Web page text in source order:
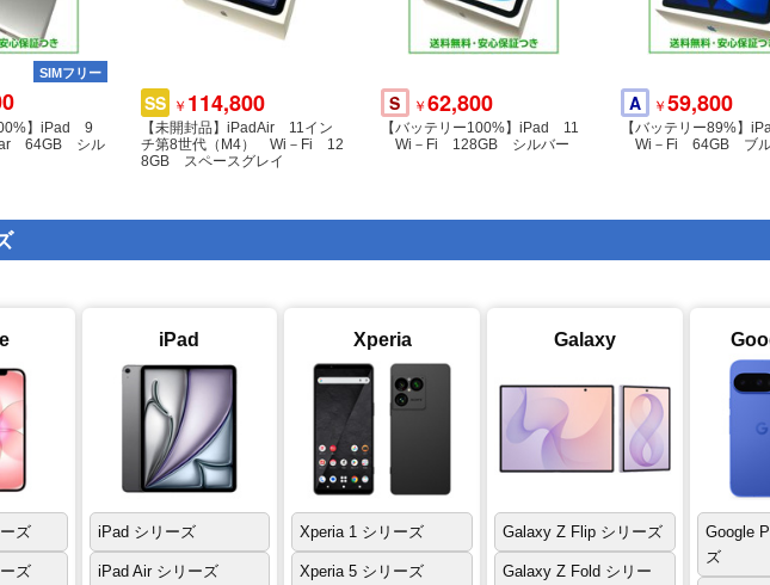
SIMフリー
使用★充電2回
512GB海外版/
100%
A 50,800
バッテリー100％ iPad Air (第4
世代) 64GB スペースグレイ Wi-
Fi モデル
SS 13,800
「モバイルスター」新品 SIMフ
リー品 Speed Wi-Fi DOCK 5G
01 ブラック
A 29,500
☆iPhone 12 64GB 電池
Mフリー◆全国スピー
4907
SIMフリー
iPhone14 12
ターライト 送
B ￥ 34,800
【質みなみ】■AU■iphoneSE3
MMYK3J/A 256GB スターライ
ト 〇判定■中古
C ￥32,500
【中古】 iPhoneSE3 64GB ス
ターライト ipse3mtm1920a
A ￥72,000
iPhone15
SIMフリー
】iPad 9
64GB シル
SS ￥ 114,800
【未開封品】iPadAir 11イン
チ第8世代（M4） Wi－Fi 12
8GB スペースグレイ
S ￥62,800
【バッテリー100%】iPad 11
Wi－Fi 128GB シルバー
A ￥59,800
【バッテリー89%】
Wi－Fi 64GB ブ
Wi-Fi+CELL 2
ンク バッテリ
A ￥18,800
超美品 SIMフリー iPad Pro 10.
5インチ Wi-Fi+セルラー 64GB
B ￥
SIMフリー Lenovo TAB5 801LV
A ￥12,980
モバイル市場☆SIMフ
美品☆SoftBank iPad
2GB★シルバー
ズ
ズ
iPad
iPad シリーズ
iPad Air シリーズ
Xperia
Xperia 1 シリーズ
Xperia 5 シリーズ
Galaxy
Galaxy Z Flip シリーズ
Galaxy Z Fold シリー
Google
ズ